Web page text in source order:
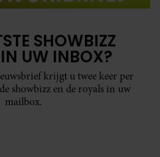
SHOWBIZZ
UW INBOX?
krijgt u twee keer per
showbizz en de royals in uw
mailbox.